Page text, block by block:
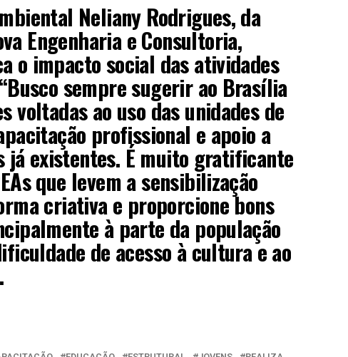
Neliany Rodrigues, da
Engenharia e Consultoria,
o impacto social das atividades
sempre sugerir ao Brasília
voltadas ao uso das unidades de
profissional e apoio a
já existentes. É muito gratificante
que levem a sensibilização
criativa e proporcione bons
à parte da população
de acesso à cultura e ao